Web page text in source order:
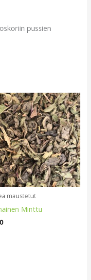
pussien
maustetut
Minttu